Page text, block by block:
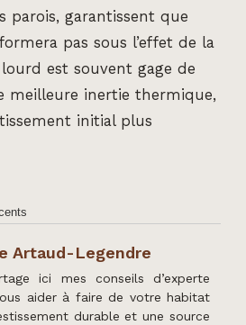
parois, garantissent que
pas sous l’effet de la
est souvent gage de
meilleure inertie thermique,
initial plus
Artaud-Legendre
ici mes conseils d’experte
aider à faire de votre habitat
durable et une source